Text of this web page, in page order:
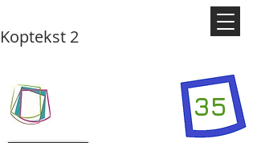
Koptekst 2
35